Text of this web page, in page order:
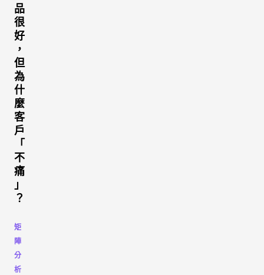
品
很
好
，
但
為
什
麼
客
戶
「
不
痛
」
？
矩
陣
分
析